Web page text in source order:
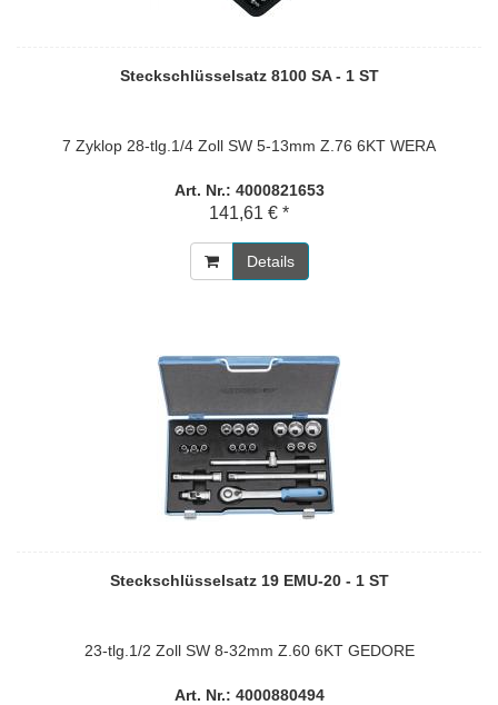
Steckschlüsselsatz 8100 SA - 1 ST
7 Zyklop 28-tlg.1/4 Zoll SW 5-13mm Z.76 6KT WERA
Art. Nr.: 4000821653
141,61 € *
Details
Steckschlüsselsatz 19 EMU-20 - 1 ST
23-tlg.1/2 Zoll SW 8-32mm Z.60 6KT GEDORE
Art. Nr.: 4000880494